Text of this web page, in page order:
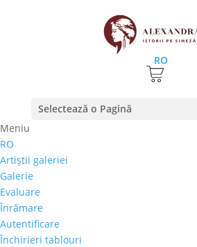
RO
Selectează o Pagină
Meniu
RO
Artiştii galeriei
Galerie
Evaluare
Înrămare
Autentificare
Închirieri tablouri
Prima pagină⚊Magazin
Preţ orientativ
Autor
Perioada
Stil/Şcoală
Tip lucrare